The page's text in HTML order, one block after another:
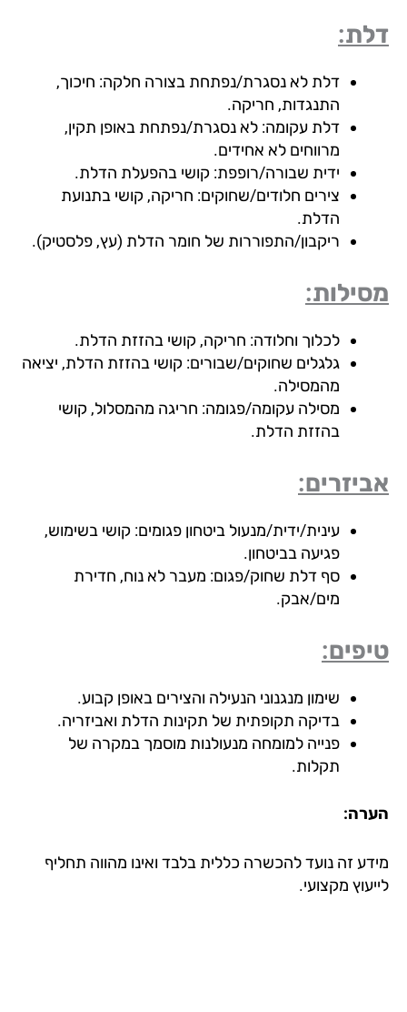
דלת לא נסגרת/נפתחת בצורה חלקה: חיכוך,
התנגדות, חריקה.
דלת עקומה: לא נסגרת/נפתחת באופן תקין,
מרווחים לא אחידים.
ידית שבורה/רופפת: קושי בהפעלת הדלת.
צירים חלודים/שחוקים: חריקה, קושי בתנועת
הדלת.
ריקבון/התפוררות של חומר הדלת (עץ, פלסטיק).
לכלוך וחלודה: חריקה, קושי בהזזת הדלת.
גלגלים שחוקים/שבורים: קושי בהזזת הדלת, יציאה
מהמסילה.
מסילה עקומה/פגומה: חריגה מהמסלול, קושי
בהזזת הדלת.
עינית/ידית/מנעול ביטחון פגומים: קושי בשימוש,
פגיעה בביטחון.
סף דלת שחוק/פגום: מעבר לא נוח, חדירת
מים/אבק.
שימון מנגנוני הנעילה והצירים באופן קבוע.
בדיקה תקופתית של תקינות הדלת ואביזריה.
פנייה למומחה מנעולנות מוסמך במקרה של
תקלות.
זה נועד להכשרה כללית בלבד ואינו מהווה תחליף
מקצועי.